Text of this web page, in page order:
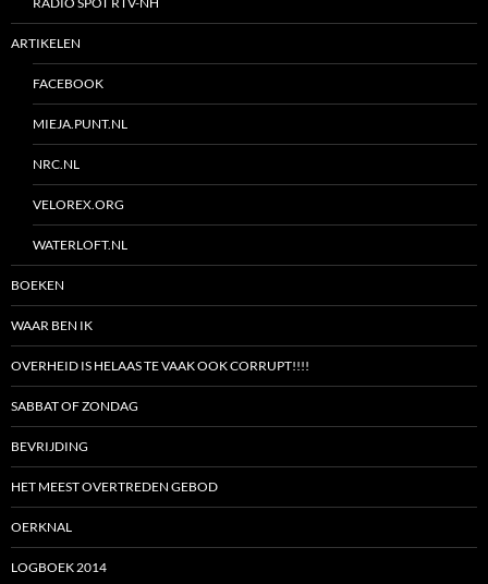
ARTIKELEN
FACEBOOK
MIEJA.PUNT.NL
NRC.NL
VELOREX.ORG
WATERLOFT.NL
BOEKEN
WAAR BEN IK
OVERHEID IS HELAAS TE VAAK OOK CORRUPT!!!!
SABBAT OF ZONDAG
BEVRIJDING
HET MEEST OVERTREDEN GEBOD
OERKNAL
LOGBOEK 2014